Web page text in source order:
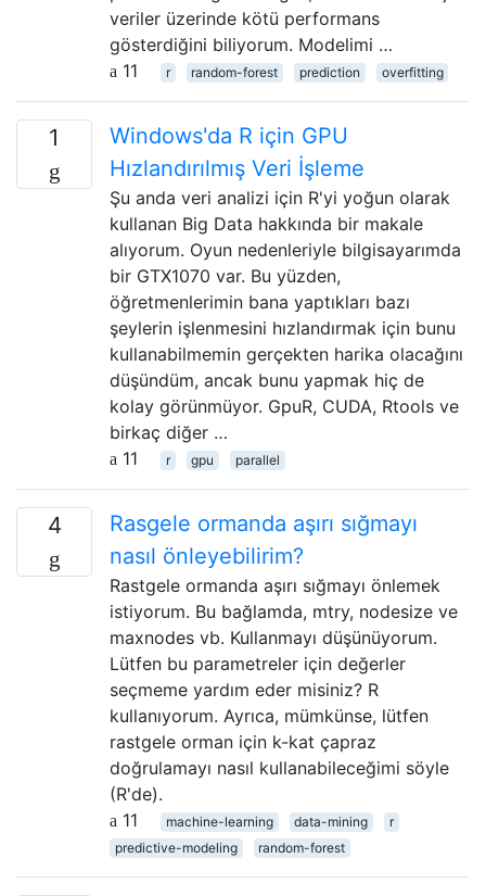
veriler üzerinde kötü performans
gösterdiğini biliyorum. Modelimi …
11
r random-forest prediction overfitting
1
Windows'da R için GPU
Hızlandırılmış Veri İşleme
Şu anda veri analizi için R'yi yoğun olarak
kullanan Big Data hakkında bir makale
alıyorum. Oyun nedenleriyle bilgisayarımda
bir GTX1070 var. Bu yüzden,
öğretmenlerimin bana yaptıkları bazı
şeylerin işlenmesini hızlandırmak için bunu
kullanabilmemin gerçekten harika olacağını
düşündüm, ancak bunu yapmak hiç de
kolay görünmüyor. GpuR, CUDA, Rtools ve
birkaç diğer …
11
r gpu parallel
4
Rasgele ormanda aşırı sığmayı
nasıl önleyebilirim?
Rastgele ormanda aşırı sığmayı önlemek
istiyorum. Bu bağlamda, mtry, nodesize ve
maxnodes vb. Kullanmayı düşünüyorum.
Lütfen bu parametreler için değerler
seçmeme yardım eder misiniz? R
kullanıyorum. Ayrıca, mümkünse, lütfen
rastgele orman için k-kat çapraz
doğrulamayı nasıl kullanabileceğimi söyle
(R'de).
11
machine-learning data-mining
r
predictive-modeling
random-forest